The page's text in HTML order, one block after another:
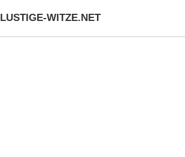
LUSTIGE-WITZE.NET